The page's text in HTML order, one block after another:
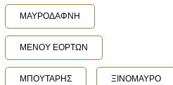
ΜΑΥΡΟΔΑΦΝΗ
ΜΕΝΟΥ ΕΟΡΤΩΝ
ΜΠΟΥΤΑΡΗΣ ΞΙΝΟΜΑΥΡΟ